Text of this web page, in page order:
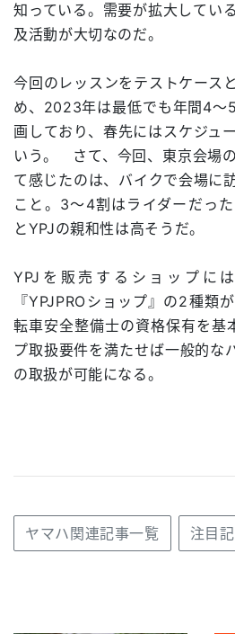
知っている。需要が拡大してい
及活動が大切なのだ。
今回のレッスンをテストケース
め、2023年は最低でも年間4～
画しており、春先にはスケジュ
いう。 さて、今回、東京会場
て感じたのは、バイクで会場に
こと。3～4割はライダーだっ
とYPJの親和性は高そうだ。
YPJを販売するショップに
『YPJPROショップ』の2種類
転車安全整備士の資格保有を基
プ取扱要件を満たせば一般的な
の取扱が可能になる。
ヤマハ関連記事一覧 注目